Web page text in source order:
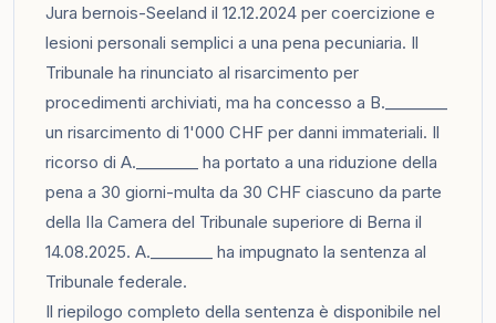
Jura bernois-Seeland il 12.12.2024 per coercizione e
lesioni personali semplici a una pena pecuniaria. Il
Tribunale ha rinunciato al risarcimento per
procedimenti archiviati, ma ha concesso a B.________
un risarcimento di 1'000 CHF per danni immateriali. Il
ricorso di A.________ ha portato a una riduzione della
pena a 30 giorni-multa da 30 CHF ciascuno da parte
della IIa Camera del Tribunale superiore di Berna il
14.08.2025. A.________ ha impugnato la sentenza al
Tribunale federale.
Il riepilogo completo della sentenza è disponibile nel